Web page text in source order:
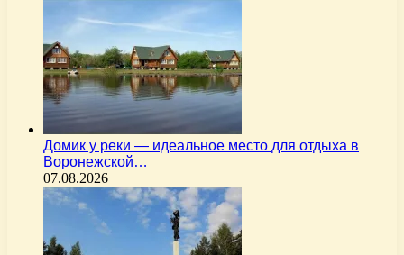
Домик у реки — идеальное место для отдыха в
Воронежской…
07.08.2026